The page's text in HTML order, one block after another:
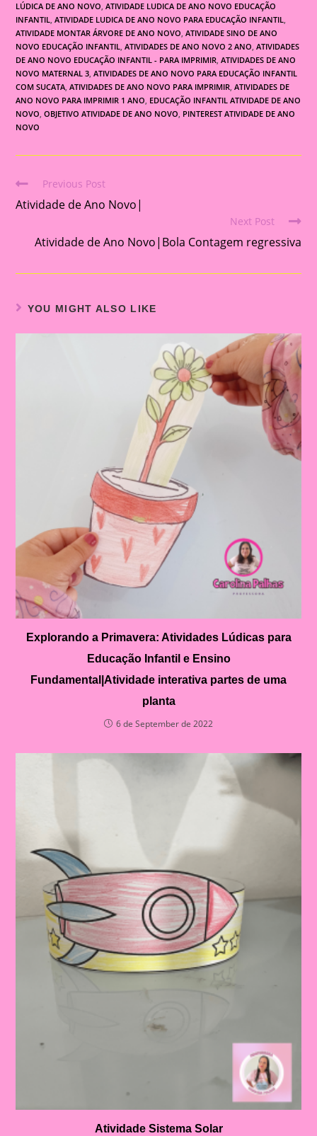
LÚDICA DE ANO NOVO, ATIVIDADE LUDICA DE ANO NOVO EDUCAÇÃO
INFANTIL, ATIVIDADE LUDICA DE ANO NOVO PARA EDUCAÇÃO INFANTIL,
ATIVIDADE MONTAR ÁRVORE DE ANO NOVO, ATIVIDADE SINO DE ANO
NOVO EDUCAÇÃO INFANTIL, ATIVIDADES DE ANO NOVO 2 ANO, ATIVIDADES
DE ANO NOVO EDUCAÇÃO INFANTIL - PARA IMPRIMIR, ATIVIDADES DE ANO
NOVO MATERNAL 3, ATIVIDADES DE ANO NOVO PARA EDUCAÇÃO INFANTIL
COM SUCATA, ATIVIDADES DE ANO NOVO PARA IMPRIMIR, ATIVIDADES DE
ANO NOVO PARA IMPRIMIR 1 ANO, EDUCAÇÃO INFANTIL ATIVIDADE DE ANO
NOVO, OBJETIVO ATIVIDADE DE ANO NOVO, PINTEREST ATIVIDADE DE ANO
NOVO
Read
more
Previous Post
Atividade de Ano Novo|
Next Post
Atividade de Ano Novo|Bola Contagem regressiva
YOU MIGHT ALSO LIKE
Explorando a Primavera: Atividades Lúdicas para
Educação Infantil e Ensino
Fundamental|Atividade interativa partes de uma
planta
6 de September de 2022
Atividade Sistema Solar